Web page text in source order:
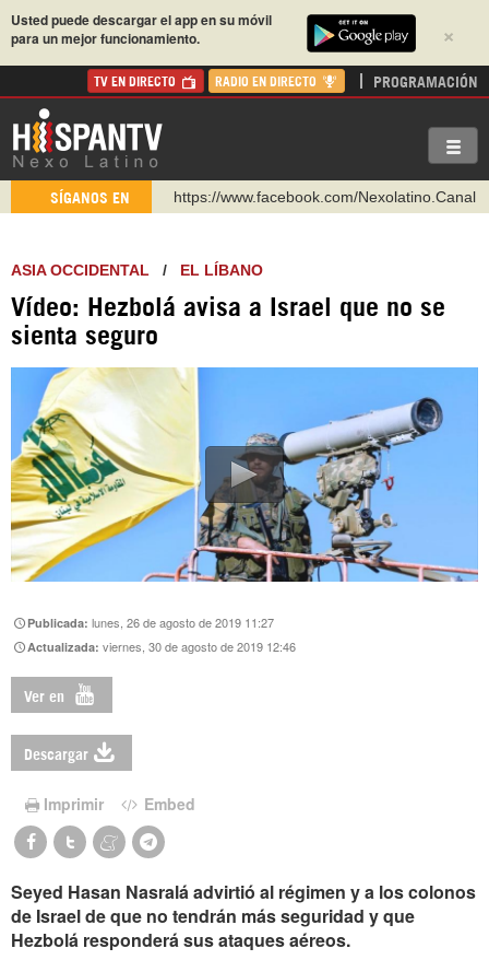
×
Usted puede descargar el app en su móvil
para un mejor funcionamiento.
TV EN DIRECTO RADIO EN DIRECTO PROGRAMACIÓN
SÍGANOS EN
https://www.facebook.com/Nexolatino.Canal
http://twitter.com/nexo_latino
https://t.me/hispantvcanal
Instagram como: hispan_tv
ASIA OCCIDENTAL / EL LÍBANO
Vídeo: Hezbolá avisa a Israel que no se
sienta seguro
Publicada:lunes, 26 de agosto de 2019 11:27
Actualizada:viernes, 30 de agosto de 2019 12:46
Ver en
Descargar
Imprimir Embed
Seyed Hasan Nasralá advirtió al régimen y a los colonos
de Israel de que no tendrán más seguridad y que
Hezbolá responderá sus ataques aéreos.